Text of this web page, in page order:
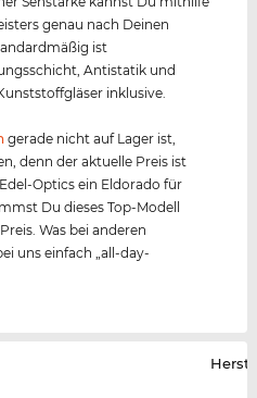
genau nach Deinen
ist
Antistatik und
inklusive.
gerade nicht auf Lager ist,
denn der aktuelle Preis ist
Optics ein Eldorado für
Du dieses Top-Modell
Was bei anderen
uns einfach „all-day-